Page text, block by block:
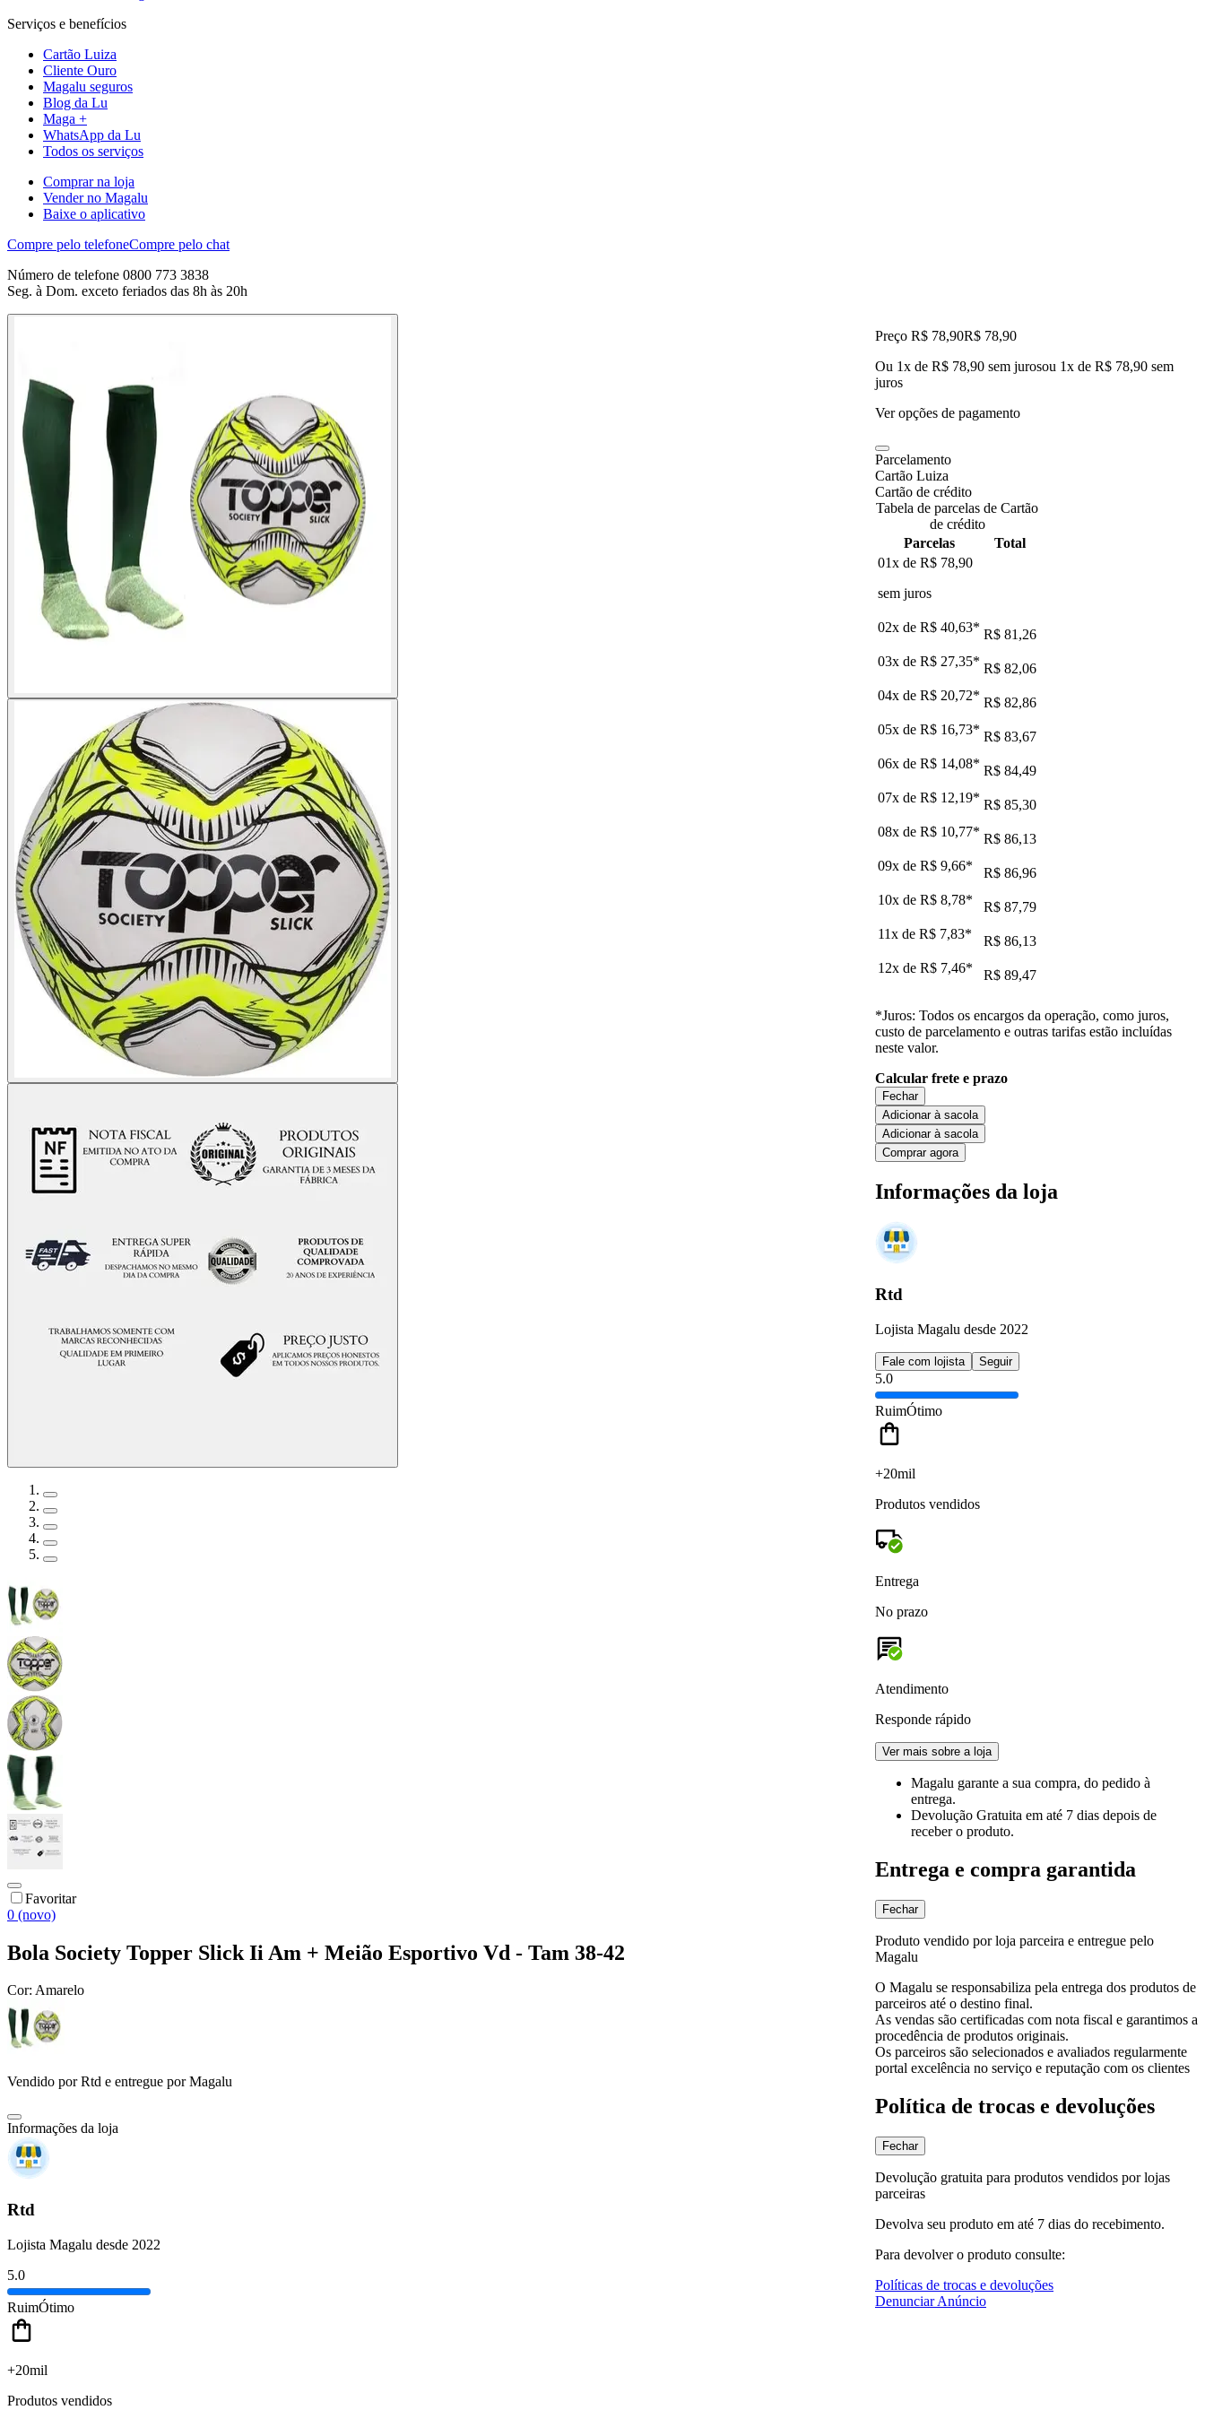
Serviços e benefícios
Cartão Luiza
Cliente Ouro
Magalu seguros
Blog da Lu
Maga +
WhatsApp da Lu
Todos os serviços
Comprar na loja
Vender no Magalu
Baixe o aplicativo
Compre pelo telefoneCompre pelo chat
Número de telefone 0800 773 3838
Seg. à Dom. exceto feriados das 8h às 20h
Favoritar
0 (novo)
Bola Society Topper Slick Ii Am + Meião Esportivo Vd - Tam 38-42
Cor: Amarelo
Vendido porRtd e entregue por Magalu
Informações da loja
Rtd
Lojista Magalu desde 2022
5.0
RuimÓtimo
+20mil
Produtos vendidos
Preço R$ 78,90R$ 78,90
Ou 1x de R$ 78,90 sem jurosou 1x de R$ 78,90 sem
juros
Ver opções de pagamento
Parcelamento
Cartão Luiza
Cartão de crédito
Tabela de parcelas de Cartão
de crédito
Parcelas
Total
01x de R$ 78,90
sem juros
02x de R$ 40,63* R$ 81,26
03x de R$ 27,35* R$ 82,06
04x de R$ 20,72* R$ 82,86
05x de R$ 16,73* R$ 83,67
06x de R$ 14,08* R$ 84,49
07x de R$ 12,19* R$ 85,30
08x de R$ 10,77* R$ 86,13
09x de R$ 9,66*
R$ 86,96
10x de R$ 8,78*
R$ 87,79
11x de R$ 7,83*
R$ 86,13
12x de R$ 7,46* R$ 89,47
*Juros: Todos os encargos da operação, como juros,
custo de parcelamento e outras tarifas estão incluídas
neste valor.
Calcular frete e prazo
Fechar
Adicionar à sacola
Adicionar à sacola
Comprar agora
Informações da loja
Rtd
Lojista Magalu desde 2022
Fale com lojista Seguir
5.0
RuimÓtimo
+20mil
Produtos vendidos
Entrega
No prazo
Atendimento
Responde rápido
Ver mais sobre a loja
Magalu garante a sua compra, do pedido à
entrega.
Devolução Gratuita em até 7 dias depois de
receber o produto.
Entrega e compra garantida
Fechar
Produto vendido por loja parceira e entregue pelo
Magalu
O Magalu se responsabiliza pela entrega dos produtos de
parceiros até o destino final.
As vendas são certificadas com nota fiscal e garantimos a
procedência de produtos originais.
Os parceiros são selecionados e avaliados regularmente
portal excelência no serviço e reputação com os clientes
Política de trocas e devoluções
Fechar
Devolução gratuita para produtos vendidos por lojas
parceiras
Devolva seu produto em até 7 dias do recebimento.
Para devolver o produto consulte:
Políticas de trocas e devoluções
Denunciar Anúncio